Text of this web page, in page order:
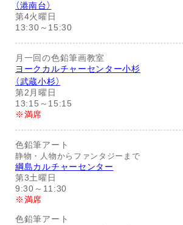
（港南台）
第4火曜日
13:30～15:30
月一回の色鉛筆画教室
ヨークカルチャーセンター小杉
（武蔵小杉）
第2月曜日
13:15～15:15
※満席
色鉛筆アート
静物・人物からファンタジーまで
綱島カルチャーセンター
第3土曜日
9:30～11:30
※満席
色鉛筆アート